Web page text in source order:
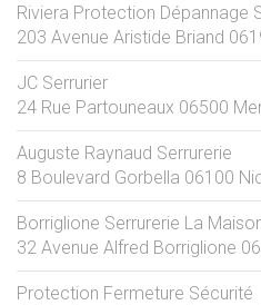
Riviera Protection Dépannage
203 Avenue Aristide Briand
JC Serrurier
24 Rue Partouneaux 06500
Auguste Raynaud Serrurerie
8 Boulevard Gorbella 06100
Borriglione Serrurerie La
32 Avenue Alfred Borriglione
Protection Fermeture Sécurité